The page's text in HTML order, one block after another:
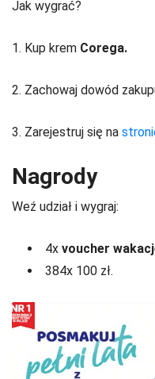
Jak wygrać?
1. Kup krem Corega.
2. Zachowaj dowód
3. Zarejestruj się na
Nagrody
Weź udział i wygraj:
4x voucher
384x 100 zł.